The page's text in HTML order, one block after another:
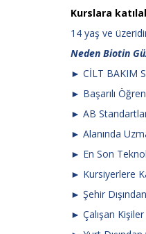
Kurslara
14 yaş ve
Neden Biotin
► CİLT BAKIM
► Başarılı
► AB
► Alanında
► En Son
► Kursiyerlere
► Şehir
► Çalışan